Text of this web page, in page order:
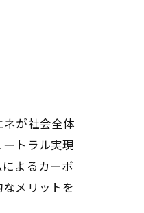
が社会全体
トラル実現
よるカーボ
メリットを